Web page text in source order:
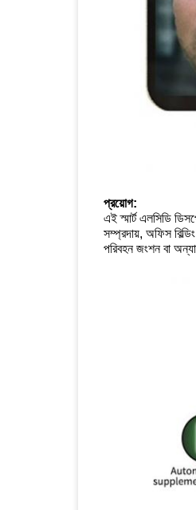
প্রয়োগ:
এই স্মার্ট এলসিডি
সম্প্রদায়, অফিস
পরিবহন জংশন বা